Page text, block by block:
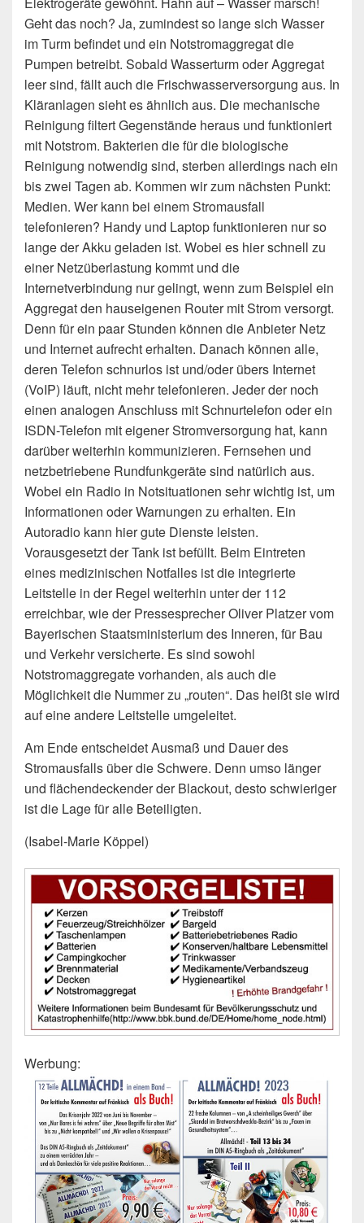
Geht das noch? Ja, zumindest so lange sich Wasser
im Turm befindet und ein Notstromaggregat die
Pumpen betreibt. Sobald Wasserturm oder Aggregat
leer sind, fällt auch die Frischwasserversorgung aus. In
Kläranlagen sieht es ähnlich aus. Die mechanische
Reinigung filtert Gegenstände heraus und funktioniert
mit Notstrom. Bakterien die für die biologische
Reinigung notwendig sind, sterben allerdings nach ein
bis zwei Tagen ab. Kommen wir zum nächsten Punkt:
Medien. Wer kann bei einem Stromausfall
telefonieren? Handy und Laptop funktionieren nur so
lange der Akku geladen ist. Wobei es hier schnell zu
einer Netzüberlastung kommt und die
Internetverbindung nur gelingt, wenn zum Beispiel ein
Aggregat den hauseigenen Router mit Strom versorgt.
Denn für ein paar Stunden können die Anbieter Netz
und Internet aufrecht erhalten. Danach können alle,
deren Telefon schnurlos ist und/oder übers Internet
(VoIP) läuft, nicht mehr telefonieren. Jeder der noch
einen analogen Anschluss mit Schnurtelefon oder ein
ISDN-Telefon mit eigener Stromversorgung hat, kann
darüber weiterhin kommunizieren. Fernsehen und
netzbetriebene Rundfunkgeräte sind natürlich aus.
Wobei ein Radio in Notsituationen sehr wichtig ist, um
Informationen oder Warnungen zu erhalten. Ein
Autoradio kann hier gute Dienste leisten.
Vorausgesetzt der Tank ist befüllt. Beim Eintreten
eines medizinischen Notfalles ist die integrierte
Leitstelle in der Regel weiterhin unter der 112
erreichbar, wie der Pressesprecher Oliver Platzer vom
Bayerischen Staatsministerium des Inneren, für Bau
und Verkehr versicherte. Es sind sowohl
Notstromaggregate vorhanden, als auch die
Möglichkeit die Nummer zu „routen“. Das heißt sie wird
auf eine andere Leitstelle umgeleitet.
Am Ende entscheidet Ausmaß und Dauer des
Stromausfalls über die Schwere. Denn umso länger
und flächendeckender der Blackout, desto schwieriger
ist die Lage für alle Beteiligten.
(Isabel-Marie Köppel)
Werbung: